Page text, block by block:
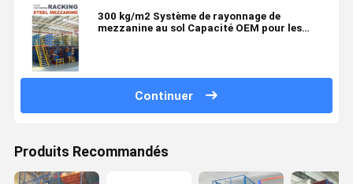
300 kg/m2 Système de rayonnage de
mezzanine au sol Capacité OEM pour les
Continuer
Produits Recommandés